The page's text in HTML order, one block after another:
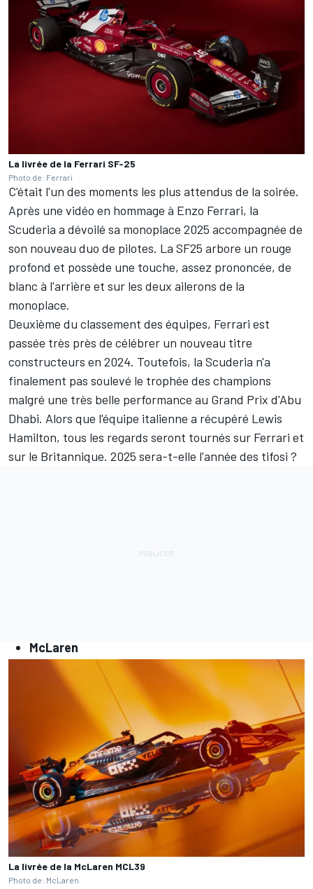
La livrée de la Ferrari SF-25
Photo de: Ferrari
C'était l'un des moments les plus attendus de la soirée.
Après une vidéo en hommage à Enzo Ferrari, la
Scuderia a dévoilé sa monoplace 2025 accompagnée de
son nouveau duo de pilotes. La SF25 arbore un rouge
profond et possède une touche, assez prononcée, de
blanc à l'arrière et sur les deux ailerons de la
monoplace.
Deuxième du classement des équipes, Ferrari est
passée très près de célébrer un nouveau titre
constructeurs en 2024. Toutefois, la Scuderia n'a
finalement pas soulevé le trophée des champions
malgré une très belle performance au Grand Prix d'Abu
Dhabi. Alors que l'équipe italienne a récupéré Lewis
Hamilton, tous les regards seront tournés sur Ferrari et
sur le Britannique. 2025 sera-t-elle l'année des tifosi ?
McLaren
La livrée de la McLaren MCL39
Photo de: McLaren